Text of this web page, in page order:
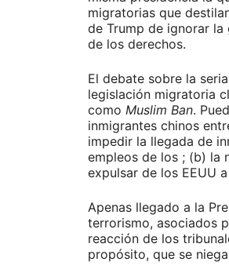
migratorias que
de Trump de ignorar
de los derechos.
El debate sobre la
legislación migratoria
como Muslim Ban.
inmigrantes chinos
impedir la llegada de
empleos de los ; (b) la
expulsar de los EEUU
Apenas llegado a la
terrorismo, asociados
reacción de los
propósito, que se